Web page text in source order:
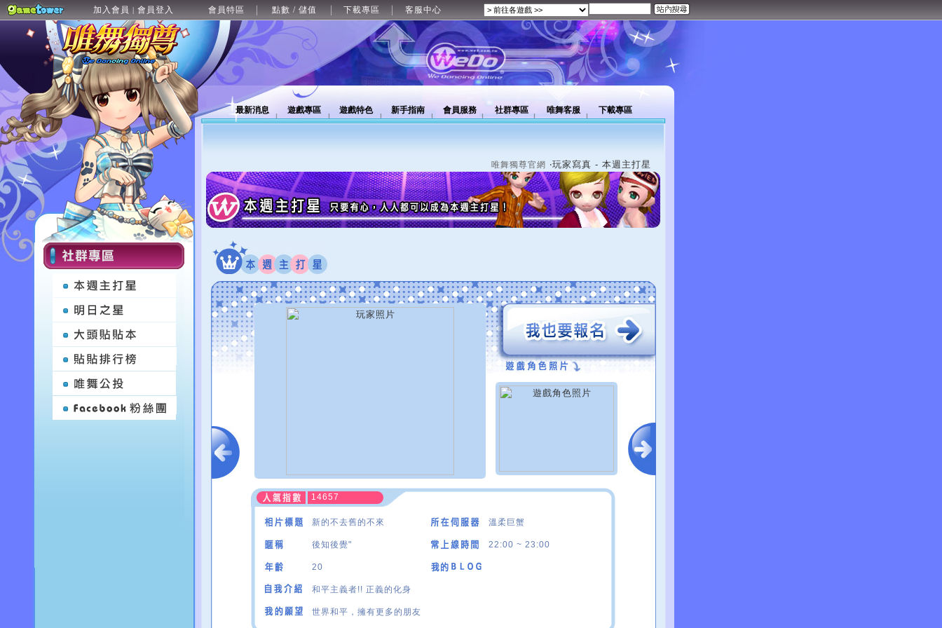
加入會員 | 會員登入 會員特區 點數 / 儲值 下載專區 客服中心
最新消息 遊戲專區 遊戲特色 新手指南 會員服務 社群專區 唯舞客服 下載專區
唯舞獨尊官網 ‧玩家寫真 - 本週主打星
14657
新的不去舊的不來 溫柔巨蟹
後知後覺" 22:00 ~ 23:00
20
和平主義者!! 正義的化身
世界和平，擁有更多的朋友